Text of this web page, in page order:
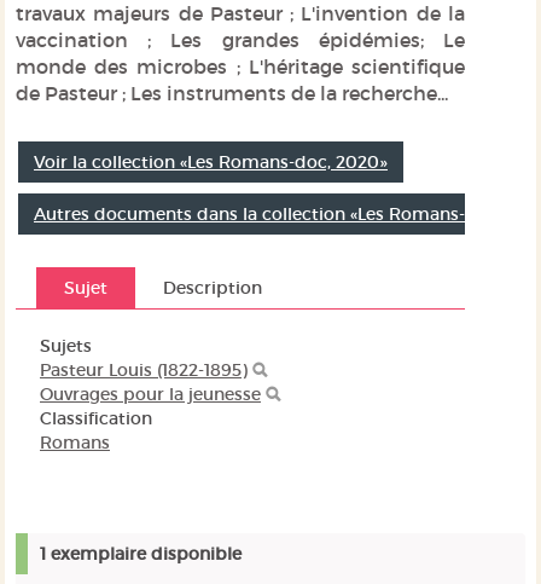
travaux majeurs de Pasteur ; L'invention de la
vaccination ; Les grandes épidémies; Le
monde des microbes ; L'héritage scientifique
de Pasteur ; Les instruments de la recherche...
Voir la collection «Les Romans-doc, 2020»
Autres documents dans la collection «Les Romans-doc»
Sujet Description
Sujets
Pasteur Louis (1822-1895)
Ouvrages pour la jeunesse
Classification
Romans
1 exemplaire disponible